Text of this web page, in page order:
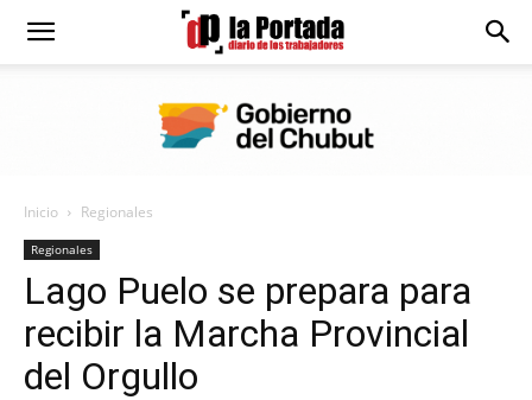
Diario
Portada
Inicio Regionales
Regionales
Lago Puelo se prepara para
recibir la Marcha Provincial
del Orgullo